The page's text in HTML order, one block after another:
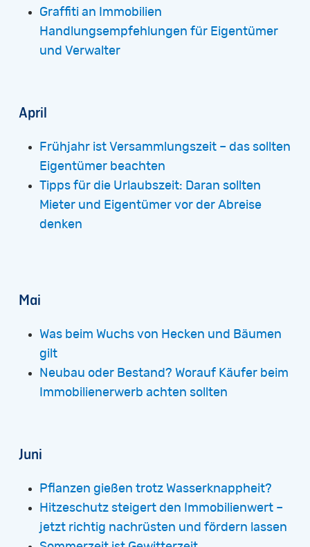
Graffiti an Immobilien
Handlungsempfehlungen für Eigentümer
und Verwalter
April
Frühjahr ist Versammlungszeit – das sollten
Eigentümer beachten
Tipps für die Urlaubszeit: Daran sollten
Mieter und Eigentümer vor der Abreise
denken
Mai
Was beim Wuchs von Hecken und Bäumen
gilt
Neubau oder Bestand? Worauf Käufer beim
Immobilienerwerb achten sollten
Juni
Pflanzen gießen trotz Wasserknappheit?
Hitzeschutz steigert den Immobilienwert –
jetzt richtig nachrüsten und fördern lassen